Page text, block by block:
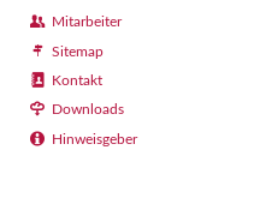
Mitarbeiter
Sitemap
Kontakt
Downloads
Hinweisgeber